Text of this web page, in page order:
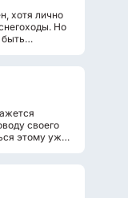
хотя лично
Но
своего
этому уже